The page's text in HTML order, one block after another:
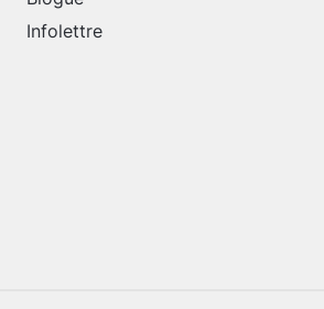
Infolettre